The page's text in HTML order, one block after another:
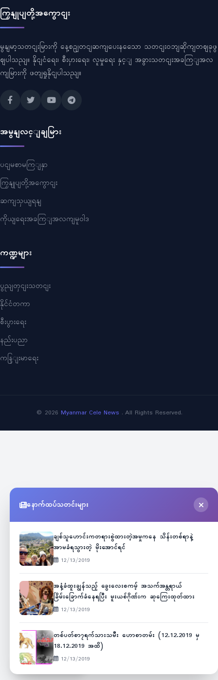
ကြှနျုပျတို့အကွောငျး
မွနျမာ့သတငျးမြားကို နေ့စဥျတငျဆကျပေးနသေော သတငျးဝဘျဆိုကျတဈခုဖွ
ဈပါသညျ။ နိုငျငံရေး၊ စီးပှားရေး၊ လူမှုရေး နှင့ျ အခွားသတငျးအခကြျအလ
ကျမြားကို ဖတျရှုနိုငျပါသညျ။
အမွနျလင့ျချမြား
ပငျမစာမကြျနှာ
ကြှနျုပျတို့အကွောငျး
ဆကျသှယျရနျ
ကိုယျရေးအခကြျအလကျမူဝါဒ
ကဏ္ဍများ
ပွညျတှငျးသတငျး
နိုင်ငံတကာ
စီးပွားရေး
နည်းပညာ
ကနြျးမာရေး
© 2026 Myanmar Cele News . All Rights Reserved.
နောက်ထပ်သတင်းများ
ချစ်သူဟောင်းကတရားစွဲထားတဲ့အမှုကနေ သိန်းတစ်ရာနဲ့
အာမခံရသွားတဲ့ မိုးအောင်ရင်
12/13/2019
အနံ့ခံထူးချွန်သည့် ခွေးလေးစကမ့် အသက်အန္တရာယ်
ခြိမ်းခြောက်ခံနေရပြီး မူးယစ်ဂိုဏ်းက ဆုကြေးထုတ်ထား
12/13/2019
တစ်ပတ်စာ၇ရက်သားသမီး ဟောစာတမ်း (12.12.2019 မှ
18.12.2019 အထိ)
12/13/2019
Unicode ဇော်ဂျီ